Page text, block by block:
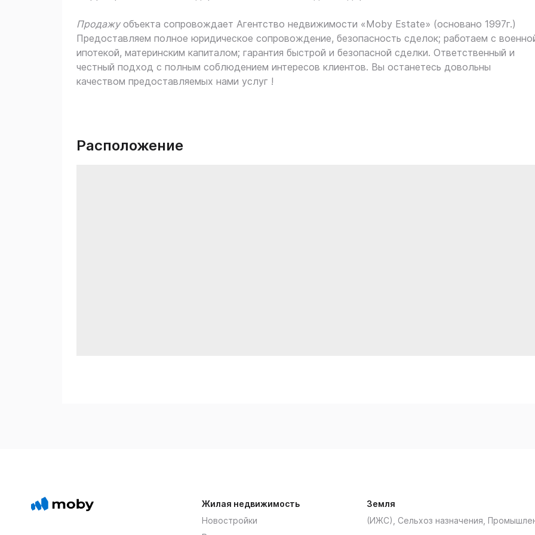
Продажуобъекта сопровождает Агентство недвижимости «Moby Estate» (основано 1997г.)
Предоставляем полное юридическое сопровождение, безопасность сделок; работаем с
ипотекой, материнским капиталом; гарантия быстрой и безопасной сделки. Ответственный и
честный подход с полным соблюдением интересов клиентов. Вы останетесь довольны
качеством предоставляемых нами услуг !
Расположение
Жилая недвижимость
Новостройки
Земля
(ИЖС), Сельхоз назначения,